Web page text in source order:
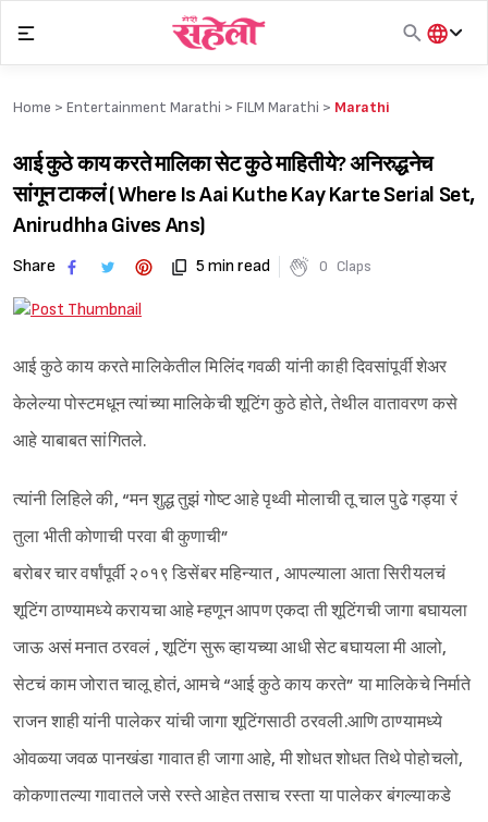
content
हिंदी
Home > Entertainment Marathi > FILM Marathi > Marathi
आई कुठे काय करते मालिका सेट कुठे माहितीये? अनिरुद्धनेच
सांगून टाकलं ( Where Is Aai Kuthe Kay Karte Serial Set,
Anirudhha Gives Ans)
Share 5 min read 0 Claps
आई कुठे काय करते मालिकेतील मिलिंद गवळी यांनी काही दिवसांपूर्वी शेअर
केलेल्या पोस्टमधून त्यांच्या मालिकेची शूटिंग कुठे होते, तेथील वातावरण कसे
आहे याबाबत सांगितले.
त्यांनी लिहिले की, “मन शुद्ध तुझं गोष्ट आहे पृथ्वी मोलाची तू चाल पुढे गड्या रं
तुला भीती कोणाची परवा बी कुणाची”
बरोबर चार वर्षांपूर्वी २०१९ डिसेंबर महिन्यात , आपल्याला आता सिरीयलचं
शूटिंग ठाण्यामध्ये करायचा आहे म्हणून आपण एकदा ती शूटिंगची जागा बघायला
जाऊ असं मनात ठरवलं , शूटिंग सुरू व्हायच्या आधी सेट बघायला मी आलो,
सेटचं काम जोरात चालू होतं, आमचे “आई कुठे काय करते” या मालिकेचे निर्माते
राजन शाही यांनी पालेकर यांची जागा शूटिंगसाठी ठरवली.आणि ठाण्यामध्ये
ओवळ्या जवळ पानखंडा गावात ही जागा आहे, मी शोधत शोधत तिथे पोहोचलो,
कोकणातल्या गावातले जसे रस्ते आहेत तसाच रस्ता या पालेकर बंगल्याकडे